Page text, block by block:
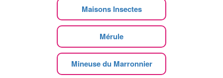
Maisons Insectes
Mérule
Mineuse du Marronnier